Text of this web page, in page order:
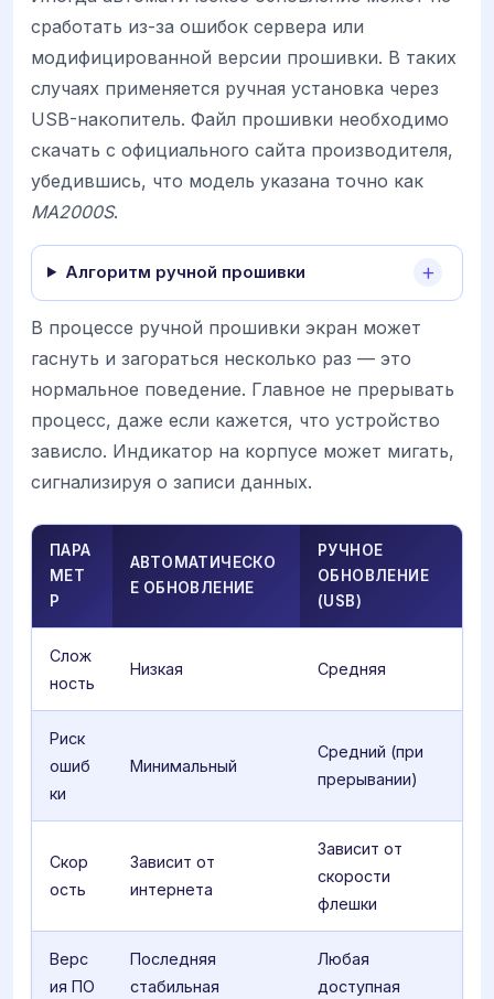
сработать из-за ошибок сервера или
модифицированной версии прошивки. В таких
случаях применяется ручная установка через
USB-накопитель. Файл прошивки необходимо
скачать с официального сайта производителя,
убедившись, что модель указана точно как
MA2000S.
Алгоритм ручной прошивки
В процессе ручной прошивки экран может
гаснуть и загораться несколько раз — это
нормальное поведение. Главное не прерывать
процесс, даже если кажется, что устройство
зависло. Индикатор на корпусе может мигать,
сигнализируя о записи данных.
ПАРА
МЕТ
Р
АВТОМАТИЧЕСКО
Е ОБНОВЛЕНИЕ
РУЧНОЕ
ОБНОВЛЕНИЕ
(USB)
Слож
ность
Низкая Средняя
Риск
ошиб
ки
Минимальный
Средний (при
прерывании)
Скор
ость
Зависит от
интернета
Зависит от
скорости
флешки
Верс
ия ПО
Последняя
стабильная
Любая
доступная